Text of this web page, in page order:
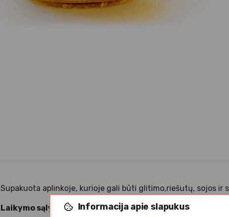
Informacija apie slapukus
Supakuota aplinkoje, kurioje gali būti glitimo,riešutų, sojos ir
Laikymo sąlygos:laikyti kambario temperatūroje.